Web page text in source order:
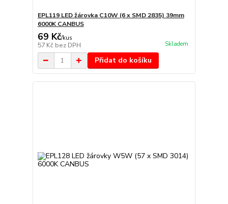
EPL119 LED žárovka C10W (6 x SMD 2835) 39mm
6000K CANBUS
69 Kč/kus
57 Kč bez DPH Skladem
Přidat do košíku